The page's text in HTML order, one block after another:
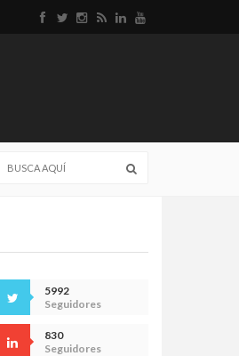
5992
Seguidores
830
Seguidores